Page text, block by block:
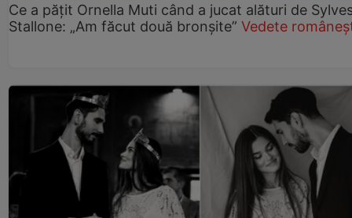
Ce a pățit Ornella Muti când a jucat alături de
Stallone: „Am făcut două bronșite” Vedete